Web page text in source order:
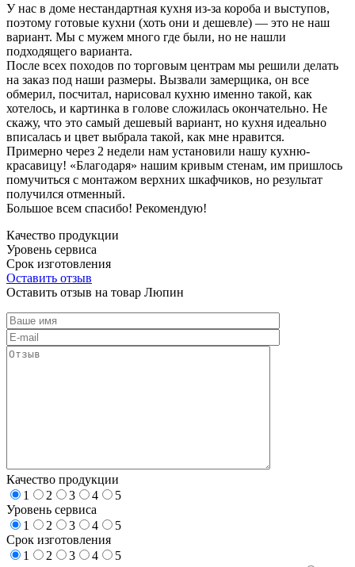
У нас в доме нестандартная кухня из-за короба и выступов,
поэтому готовые кухни (хоть они и дешевле) — это не наш
вариант. Мы с мужем много где были, но не нашли
подходящего варианта.
После всех походов по торговым центрам мы решили делать
на заказ под наши размеры. Вызвали замерщика, он все
обмерил, посчитал, нарисовал кухню именно такой, как
хотелось, и картинка в голове сложилась окончательно. Не
скажу, что это самый дешевый вариант, но кухня идеально
вписалась и цвет выбрала такой, как мне нравится.
Примерно через 2 недели нам установили нашу кухню-
красавицу! «Благодаря» нашим кривым стенам, им пришлось
помучиться с монтажом верхних шкафчиков, но результат
получился отменный.
Большое всем спасибо! Рекомендую!
Качество продукции
Уровень сервиса
Срок изготовления
Оставить отзыв
Оставить отзыв на товар Люпин
Качество продукции
1
2 3 4
5
Уровень сервиса
1
2 3 4
5
Срок изготовления
1
2 3 4
5